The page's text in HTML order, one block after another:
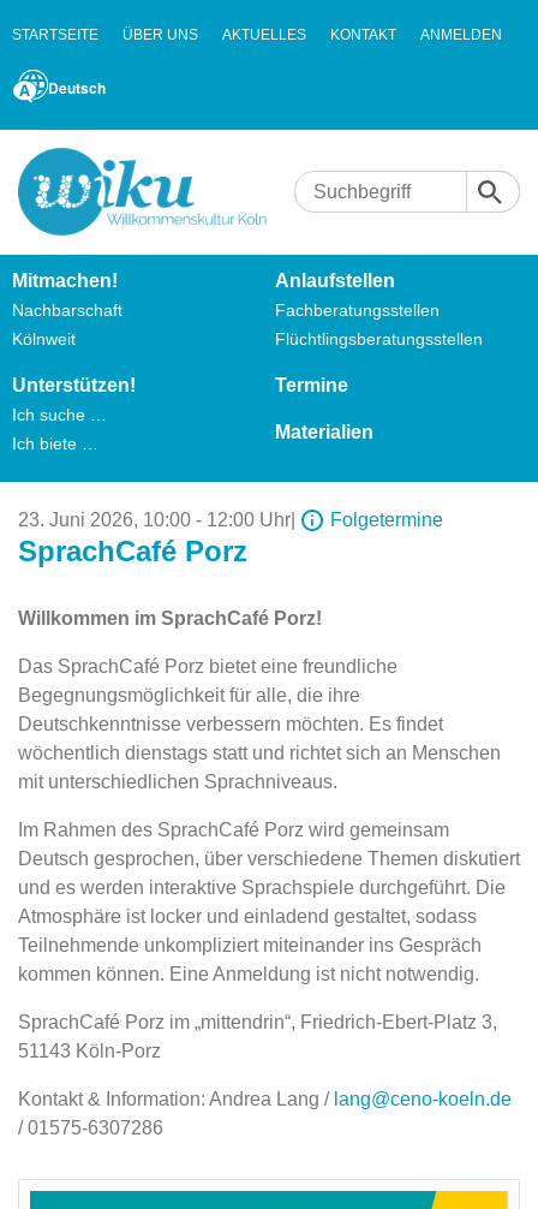
STARTSEITE ÜBER UNS AKTUELLES KONTAKT ANMELDEN
Deutsch
Mitmachen!
Nachbarschaft
Kölnweit
Anlaufstellen
Fachberatungsstellen
Flüchtlingsberatungsstellen
Unterstützen!
Ich suche …
Ich biete …
Termine
Materialien
23. Juni 2026, 10:00 - 12:00 Uhr Folgetermine
SprachCafé Porz
Willkommen im SprachCafé Porz!
Das SprachCafé Porz bietet eine freundliche
Begegnungsmöglichkeit für alle, die ihre
Deutschkenntnisse verbessern möchten. Es findet
wöchentlich dienstags statt und richtet sich an Menschen
mit unterschiedlichen Sprachniveaus.
Im Rahmen des SprachCafé Porz wird gemeinsam
Deutsch gesprochen, über verschiedene Themen diskutiert
und es werden interaktive Sprachspiele durchgeführt. Die
Atmosphäre ist locker und einladend gestaltet, sodass
Teilnehmende unkompliziert miteinander ins Gespräch
kommen können. Eine Anmeldung ist nicht notwendig.
SprachCafé Porz im „mittendrin“, Friedrich-Ebert-Platz 3,
51143 Köln-Porz
Kontakt & Information: Andrea Lang / lang@ceno-koeln.de
/ 01575-6307286